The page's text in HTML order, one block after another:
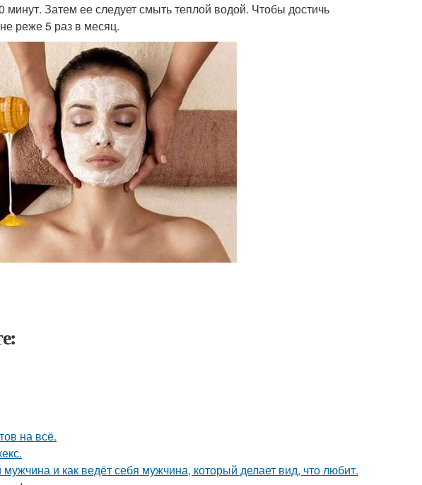
Затем ее следует смыть теплой водой. Чтобы достичь
реже 5 раз в месяц.
на всё.
и как ведёт себя мужчина, который делает вид, что любит.